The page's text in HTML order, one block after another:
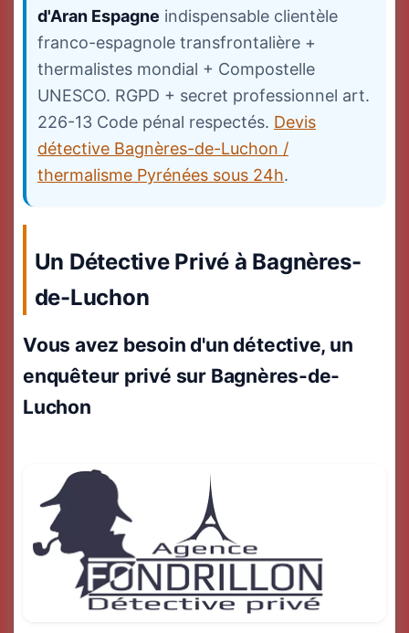
d'Aran Espagne indispensable clientèle
franco-espagnole transfrontalière +
thermalistes mondial + Compostelle
UNESCO. RGPD + secret professionnel art.
226-13 Code pénal respectés. Devis
détective Bagnères-de-Luchon /
thermalisme Pyrénées sous 24h.
Un Détective Privé à Bagnères-
de-Luchon
Vous avez besoin d'un détective, un
enquêteur privé sur Bagnères-de-
Luchon